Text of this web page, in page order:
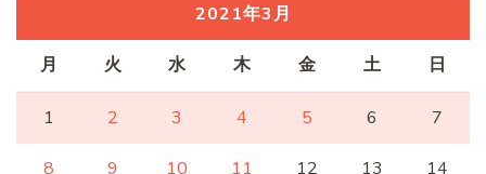
2021年3月
月 火 水 木 金 土 日
1 2 3 4 5 6 7
8 9 10 11 12 13 14